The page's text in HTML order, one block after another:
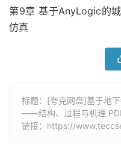
第9章 基于AnyLogic的
仿真
标题：[夸克网盘]基于地
——结构、过程与机理
链接： https://